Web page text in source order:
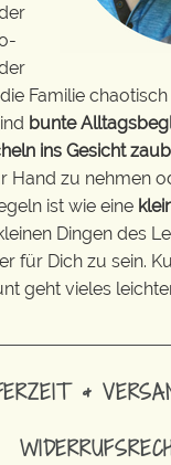
Familie chaotisch
bunte
ins Gesicht
Hand zu nehmen
ist wie eine
Dingen des
für Dich zu sein.
geht vieles
&